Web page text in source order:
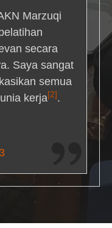
Marzuqi
secara
Saya sangat
semua
kerja[2] .